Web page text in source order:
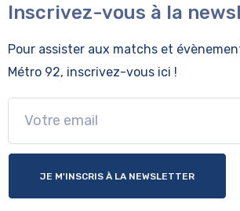
Inscrivez-vous à la
Pour assister aux matchs et
Métro 92, inscrivez-vous ici !
JE M'INSCRIS À LA NEWSLETTER